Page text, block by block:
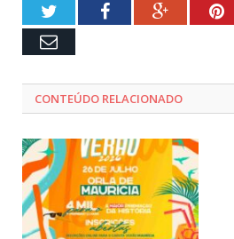
TwitterFacebookGoogle+
Email
CONTEÚDO RELACIONADO